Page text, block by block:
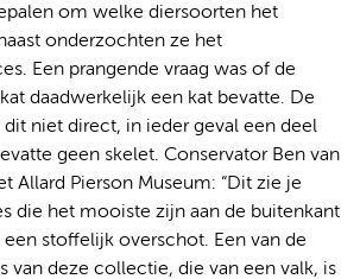
om welke diersoorten het
onderzochten ze het
Een prangende vraag was of de
daadwerkelijk een kat bevatte. De
dit niet direct, in ieder geval een deel
geen skelet. Conservator Ben van
Allard Pierson Museum: “Dit zie je
die het mooiste zijn aan de buitenkant
stoffelijk overschot. Een van de
van deze collectie, die van een valk, is